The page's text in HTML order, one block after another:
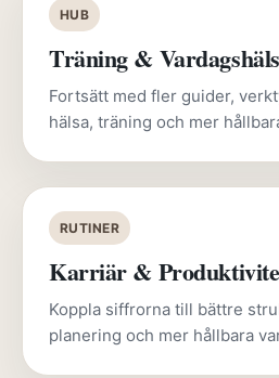
HUB
Träning &
Fortsätt med fler guider,
hälsa, träning och mer
RUTINER
Karriär &
Koppla siffrorna till bättre
planering och mer hållbara